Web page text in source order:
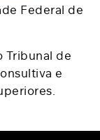
Federal de
Tribunal de
e